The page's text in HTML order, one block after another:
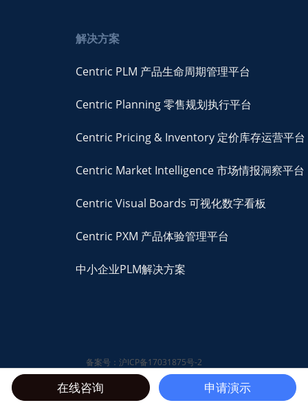
解决方案
Centric PLM 产品生命周期管理平台
Centric Planning 零售规划执行平台
Centric Pricing & Inventory 定价库存运营平台
Centric Market Intelligence 市场情报洞察平台
Centric Visual Boards 可视化数字看板
Centric PXM 产品体验管理平台
中小企业PLM解决方案
备案号：沪ICP备17031875号-2
© 2026 Centric Software,
Inc
在线咨询 申请演示